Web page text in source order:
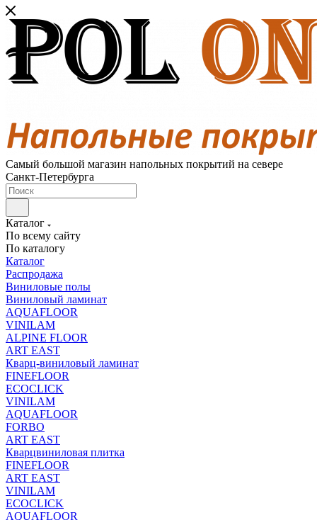
Самый большой магазин напольных покрытий на севере
Санкт-Петербурга
Каталог
По всему сайту
По каталогу
Каталог
Распродажа
Виниловые полы
Виниловый ламинат
AQUAFLOOR
VINILAM
ALPINE FLOOR
ART EAST
Кварц-виниловый ламинат
FINEFLOOR
ECOCLICK
VINILAM
AQUAFLOOR
FORBO
ART EAST
Кварцвиниловая плитка
FINEFLOOR
ART EAST
VINILAM
ECOCLICK
AQUAFLOOR